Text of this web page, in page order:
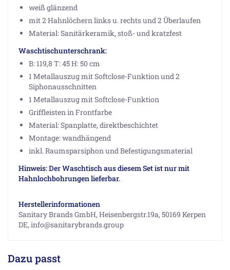
weiß glänzend
mit 2 Hahnlöchern links u. rechts und 2 Überlaufen
Material: Sanitärkeramik, stoß- und kratzfest
Waschtischunterschrank:
B: 119,8 T: 45 H: 50 cm
1 Metallauszug mit Softclose-Funktion und 2
Siphonausschnitten
1 Metallauszug mit Softclose-Funktion
Griffleisten in Frontfarbe
Material: Spanplatte, direktbeschichtet
Montage: wandhängend
inkl. Raumsparsiphon und Befestigungsmaterial
Hinweis: Der Waschtisch aus diesem Set ist nur mit
Hahnlochbohrungen lieferbar.
Herstellerinformationen
Sanitary Brands GmbH, Heisenbergstr.19a, 50169 Kerpen
DE, info@sanitarybrands.group
Dazu passt